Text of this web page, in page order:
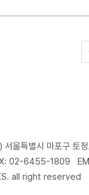
울특별시 마포구 토
02-6455-1809
all right reserved